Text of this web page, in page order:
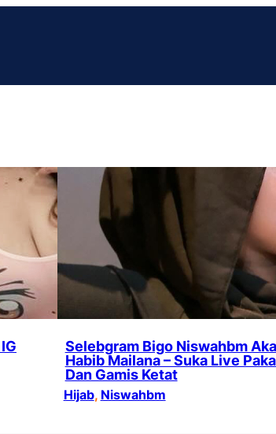
Selebgram Bigo Niswahbm
Habib Mailana – Suka Live
Dan Gamis Ketat
Hijab, Niswahbm